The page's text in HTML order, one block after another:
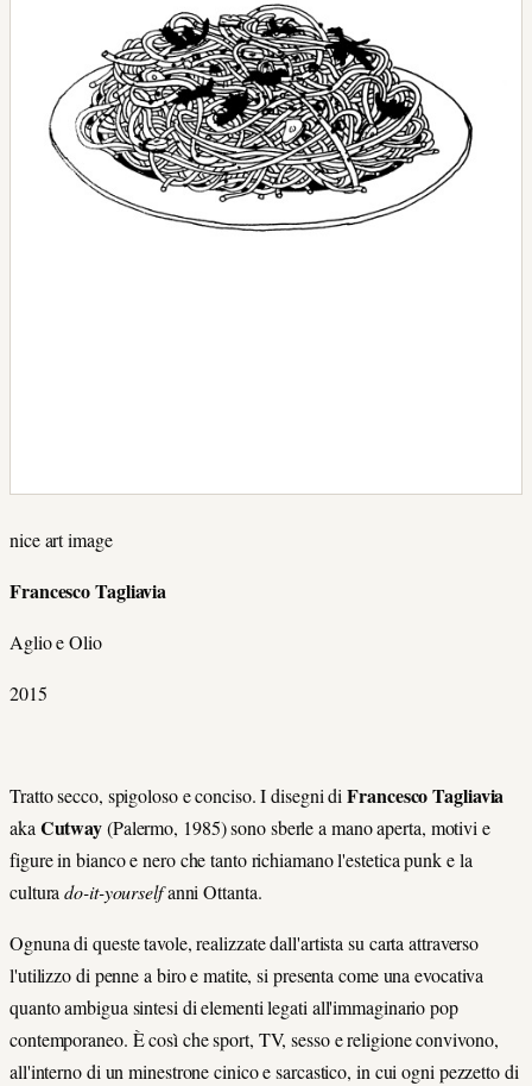
nice art image
Francesco Tagliavia
Aglio e Olio
2015
Tratto secco, spigoloso e conciso. I disegni diFrancesco Tagliavia
akaCutway(Palermo, 1985) sono sberle a mano aperta, motivi e
figure in bianco e nero che tanto richiamano l'estetica punk e la
culturado-it-yourselfanni Ottanta.
Ognuna di queste tavole, realizzate dall'artista su carta attraverso
l'utilizzo di penne a biro e matite, si presenta come una evocativa
quanto ambigua sintesi di elementi legati all'immaginario pop
contemporaneo. È così che sport, TV, sesso e religione convivono,
all'interno di un minestrone cinico e sarcastico, in cui ogni pezzetto di